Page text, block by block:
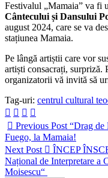
Festivalul „Mamaia” va fi
Cântecului și Dansului
august 2024, care se va
stațiunea Mamaia.
Pe lângă artiștii care vor
artiști consacrați, surpriză.
organizatorii vă invită să
Tag-uri: centrul cultural
Previous Post “Drag de
Fuego, la Mamaia!
Next Post
ÎNCEP
Național de Interpretare a
Moisescu“